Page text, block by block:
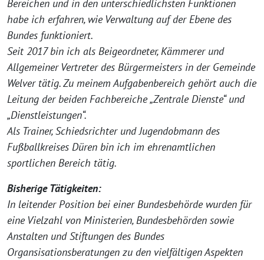
Bereichen und in den unterschiedlichsten Funktionen
habe ich erfahren, wie Verwaltung auf der Ebene des
Bundes funktioniert.
Seit 2017 bin ich als Beigeordneter, Kämmerer und
Allgemeiner Vertreter des Bürgermeisters in der Gemeinde
Welver tätig. Zu meinem Aufgabenbereich gehört auch die
Leitung der beiden Fachbereiche „Zentrale Dienste“ und
„Dienstleistungen“.
Als Trainer, Schiedsrichter und Jugendobmann des
Fußballkreises Düren bin ich im ehrenamtlichen
sportlichen Bereich tätig.
Bisherige Tätigkeiten:
In leitender Position bei einer Bundesbehörde wurden für
eine Vielzahl von Ministerien, Bundesbehörden sowie
Anstalten und Stiftungen des Bundes
Organsisationsberatungen zu den vielfältigen Aspekten